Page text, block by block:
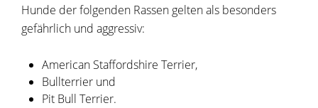
Hunde der folgenden Rassen gelten als besonders
gefährlich und aggressiv:
American Staffordshire Terrier,
Bullterrier und
Pit Bull Terrier.